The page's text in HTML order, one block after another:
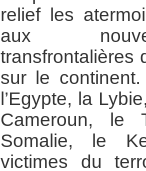
relief les
aux
transfrontalières
sur le continent.
l’Egypte, la
Cameroun, le
Somalie, le
victimes du